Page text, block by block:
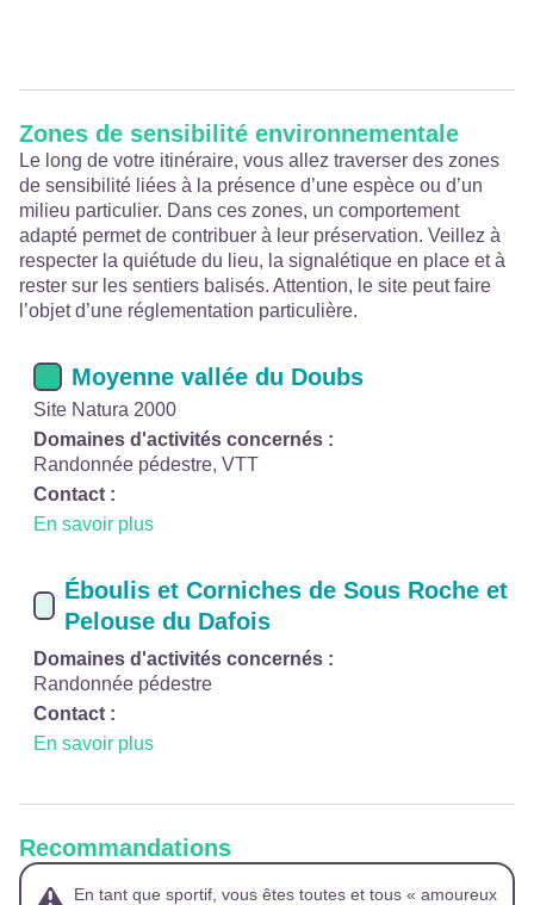
Zones de sensibilité environnementale
Le long de votre itinéraire, vous allez traverser des zones
de sensibilité liées à la présence d’une espèce ou d’un
milieu particulier. Dans ces zones, un comportement
adapté permet de contribuer à leur préservation. Veillez à
respecter la quiétude du lieu, la signalétique en place et à
rester sur les sentiers balisés. Attention, le site peut faire
l’objet d’une réglementation particulière.
Moyenne vallée du Doubs
Site Natura 2000
Domaines d'activités concernés :
Randonnée pédestre, VTT
Contact :
En savoir plus
Éboulis et Corniches de Sous Roche et
Pelouse du Dafois
Domaines d'activités concernés :
Randonnée pédestre
Contact :
En savoir plus
Recommandations
En tant que sportif, vous êtes toutes et tous « amoureux